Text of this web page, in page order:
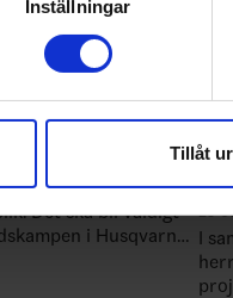
uppgifter behandlas
helst från cookie-
Vi vidarebefordrar
analysföretag som vi
Inställningar
Tillåt
landskamp i
hockeymark med en
Det ska bli väldigt
i Husqvarna
25-
I